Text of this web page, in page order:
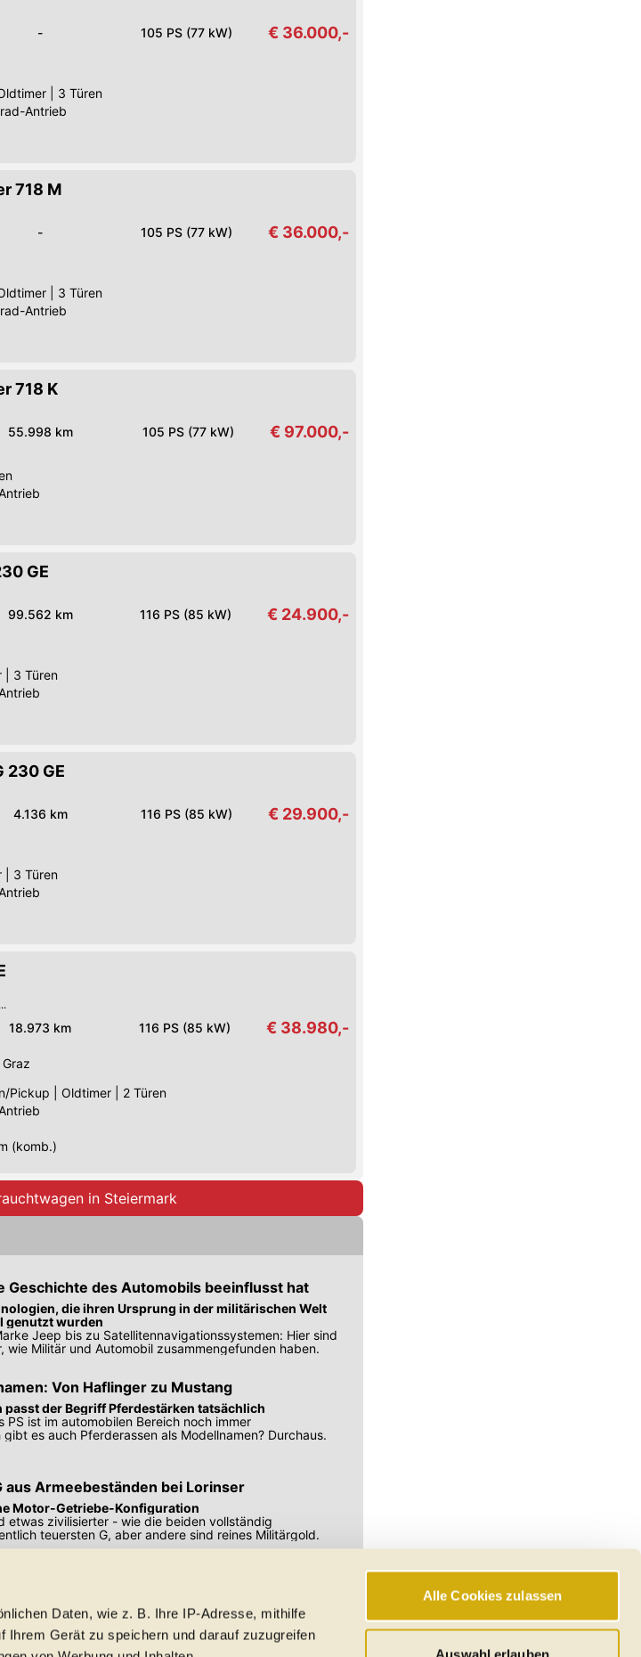
Daten, wie z. B. Ihre IP-Adresse, mithilfe
Ihrem Gerät zu speichern und darauf zuzugreifen
Alle Cookies zulassen
Auswahl erlauben
- 105 PS (77 kW) € 36.000,-
3 Türen
Antrieb
718 M
- 105 PS (77 kW) € 36.000,-
3 Türen
Antrieb
718 K
55.998 km 105 PS (77 kW) € 97.000,-
GE
99.562 km 116 PS (85 kW) € 24.900,-
3 Türen
230 GE
4.136 km 116 PS (85 kW) € 29.900,-
3 Türen
18.973 km 116 PS (85 kW) € 38.980,-
Pickup
Oldtimer
2 Türen
(komb.)
in Steiermark
Geschichte des Automobils beeinflusst hat
die ihren Ursprung in der militärischen Welt
genutzt wurden
Jeep bis zu Satellitennavigationssystemen: Hier sind
wie Militär und Automobil zusammengefunden haben.
Von Haflinger zu Mustang
passt der Begriff Pferdestärken tatsächlich
PS ist im automobilen Bereich noch immer
es auch Pferderassen als Modellnamen? Durchaus.
aus Armeebeständen bei Lorinser
Motor-Getriebe-Konfiguration
etwas zivilisierter - wie die beiden vollständig
teuersten G, aber andere sind reines Militärgold.
gelten für Deutschland. Quelle: Auto-News
Hinweis: Technische Daten, Verbrauchswerte, Reichweiten
automobile.at übernimmt entsprechend den